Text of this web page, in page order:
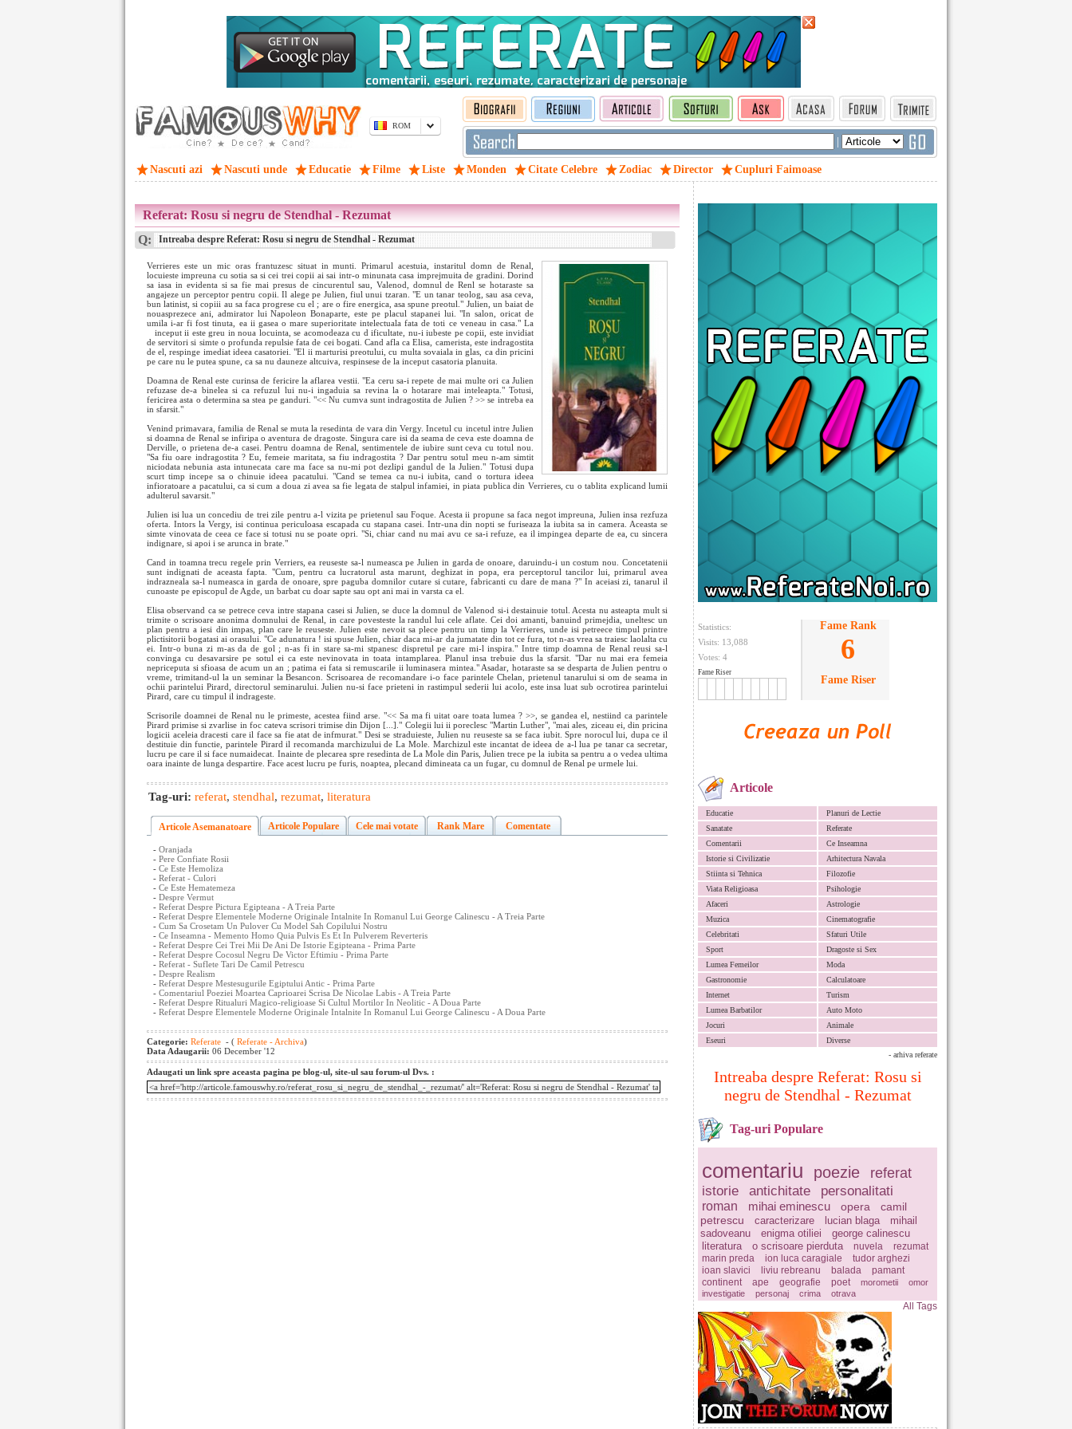
ROM
|
Nascuti azi Nascuti unde Educatie Filme Liste Monden Citate Celebre Zodiac Director Cupluri Faimoase
Statistics:
Visits: 13,088
Votes: 4
Fame Riser
Fame Rank
6
Fame Riser
Articole
Educatie
Planuri de Lectie
Sanatate
Referate
Comentarii
Ce Inseamna
Istorie si Civilizatie
Arhitectura Navala
Stiinta si Tehnica
Filozofie
Viata Religioasa
Psihologie
Afaceri
Astrologie
Muzica
Cinematografie
Celebritati
Sfaturi Utile
Sport
Dragoste si Sex
Lumea Femeilor
Moda
Gastronomie
Calculatoare
Internet
Turism
Lumea Barbatilor
Auto Moto
Jocuri
Animale
Eseuri
Diverse
- arhiva referate
Intreaba despre Referat: Rosu si
negru de Stendhal - Rezumat
Tag-uri Populare
comentariu poezie referat
istorie antichitate personalitati
roman mihai eminescu opera
camil
petrescu
caracterizare lucian blaga
mihail
sadoveanu
enigma otiliei
george calinescu
literatura
o scrisoare pierduta nuvela
rezumat
marin preda
ion luca caragiale
tudor arghezi
ioan slavici
liviu rebreanu balada
pamant
continent
ape geografie poet morometii
omor
investigatie
personaj crima otrava
All Tags
Referat: Rosu si negru de Stendhal - Rezumat
Q: Intreaba despre Referat: Rosu si negru de Stendhal - Rezumat
Verrieres este un mic oras frantuzesc situat in munti. Primarul acestuia, instaritul domn de Renal,
locuieste impreuna cu sotia sa si cei trei copii ai sai intr-o minunata casa imprejmuita de gradini. Dorind
sa iasa in evidenta si sa fie mai presus de cincurentul sau, Valenod, domnul de Renl se hotaraste sa
angajeze un perceptor pentru copii. Il alege pe Julien, fiul unui tzaran. "E un tanar teolog, sau asa ceva,
bun latinist, si copiii au sa faca progrese cu el ; are o fire energica, asa spune preotul." Julien, un baiat de
nouasprezece ani, admirator lui Napoleon Bonaparte, este pe placul stapanei lui. "In salon, oricat de
umila i-ar fi fost tinuta, ea ii gasea o mare superioritate intelectuala fata de toti ce veneau in casa." La
inceput ii este greu in noua locuinta, se acomodeaza cu dificultate, nu-i iubeste pe copii, este invidiat
de servitori si simte o profunda repulsie fata de cei bogati. Cand afla ca Elisa, camerista, este indragostita
de el, respinge imediat ideea casatoriei. "El ii marturisi preotului, cu multa sovaiala in glas, ca din pricini
pe care nu le putea spune, ca sa nu dauneze altcuiva, respinsese de la inceput casatoria planuita.
Doamna de Renal este curinsa de fericire la aflarea vestii. "Ea ceru sa-i repete de mai multe ori ca Julien
refuzase de-a binelea si ca refuzul lui nu-i ingaduia sa revina la o hotarare mai inteleapta." Totusi,
fericirea asta o determina sa stea pe ganduri. "<< Nu cumva sunt indragostita de Julien ? >> se intreba ea
in sfarsit."
Venind primavara, familia de Renal se muta la resedinta de vara din Vergy. Incetul cu incetul intre Julien
si doamna de Renal se infiripa o aventura de dragoste. Singura care isi da seama de ceva este doamna de
Derville, o prietena de-a casei. Pentru doamna de Renal, sentimentele de iubire sunt ceva cu totul nou.
"Sa fiu oare indragostita ? Eu, femeie maritata, sa fiu indragostita ? Dar pentru sotul meu n-am simtit
niciodata nebunia asta intunecata care ma face sa nu-mi pot dezlipi gandul de la Julien." Totusi dupa
scurt timp incepe sa o chinuie ideea pacatului. "Cand se temea ca nu-i iubita, cand o tortura ideea
infioratoare a pacatului, ca si cum a doua zi avea sa fie legata de stalpul infamiei, in piata publica din Verrieres, cu o tablita explicand lumii
adulterul savarsit."
Julien isi lua un concediu de trei zile pentru a-l vizita pe prietenul sau Foque. Acesta ii propune sa faca negot impreuna, Julien insa rezfuza
oferta. Intors la Vergy, isi continua periculoasa escapada cu stapana casei. Intr-una din nopti se furiseaza la iubita sa in camera. Aceasta se
simte vinovata de ceea ce face si totusi nu se poate opri. "Si, chiar cand nu mai avu ce sa-i refuze, ea il impingea departe de ea, cu sincera
indignare, si apoi i se arunca in brate."
Cand in toamna trecu regele prin Verriers, ea reuseste sa-l numeasca pe Julien in garda de onoare, daruindu-i un costum nou. Concetatenii
sunt indignati de aceasta fapta. "Cum, pentru ca lucratorul asta marunt, deghizat in popa, era perceptorul tancilor lui, primarul avea
indrazneala sa-l numeasca in garda de onoare, spre paguba domnilor cutare si cutare, fabricanti cu dare de mana ?" In aceiasi zi, tanarul il
cunoaste pe episcopul de Agde, un barbat cu doar sapte sau opt ani mai in varsta ca el.
Elisa observand ca se petrece ceva intre stapana casei si Julien, se duce la domnul de Valenod si-i destainuie totul. Acesta nu asteapta mult si
trimite o scrisoare anonima domnului de Renal, in care povesteste la randul lui cele aflate. Cei doi amanti, banuind primejdia, uneltesc un
plan pentru a iesi din impas, plan care le reuseste. Julien este nevoit sa plece pentru un timp la Verrieres, unde isi petreece timpul printre
plictisitorii bogatasi ai orasului. "Ce adunatura ! isi spuse Julien, chiar daca mi-ar da jumatate din tot ce fura, tot n-as vrea sa traiesc laolalta cu
ei. Intr-o buna zi m-as da de gol ; n-as fi in stare sa-mi stpanesc dispretul pe care mi-l inspira." Intre timp doamna de Renal reusi sa-l
convinga cu desavarsire pe sotul ei ca este nevinovata in toata intamplarea. Planul insa trebuie dus la sfarsit. "Dar nu mai era femeia
nepriceputa si sfioasa de acum un an ; patima ei fata si remuscarile ii luminasera mintea." Asadar, hotaraste sa se desparta de Julien pentru o
vreme, trimitand-ul la un seminar la Besancon. Scrisoarea de recomandare i-o face parintele Chelan, prietenul tanarului si om de seama in
ochii parintelui Pirard, directorul seminarului. Julien nu-si face prieteni in rastimpul sederii lui acolo, este insa luat sub ocrotirea parintelui
Pirard, care cu timpul il indrageste.
Scrisorile doamnei de Renal nu le primeste, acestea fiind arse. "<< Sa ma fi uitat oare toata lumea ? >>, se gandea el, nestiind ca parintele
Pirard primise si zvarlise in foc cateva scrisori trimise din Dijon [...]." Colegii lui ii poreclesc "Martin Luther", "mai ales, ziceau ei, din pricina
logicii aceleia dracesti care il face sa fie atat de infmurat." Desi se straduieste, Julien nu reuseste sa se faca iubit. Spre norocul lui, dupa ce il
destituie din functie, parintele Pirard il recomanda marchizului de La Mole. Marchizul este incantat de ideea de a-l lua pe tanar ca secretar,
lucru pe care il si face numaidecat. Inainte de plecarea spre resedinta de La Mole din Paris, Julien trece pe la iubita sa pentru a o vedea ultima
oara inainte de lunga despartire. Face acest lucru pe furis, noaptea, plecand dimineata ca un fugar, cu domnul de Renal pe urmele lui.
Tag-uri: referat, stendhal, rezumat, literatura
Articole Asemanatoare Articole Populare Cele mai votate Rank Mare Comentate
- Oranjada
- Pere Confiate Rosii
- Ce Este Hemoliza
- Referat - Culori
- Ce Este Hematemeza
- Despre Vermut
- Referat Despre Pictura Egipteana - A Treia Parte
- Referat Despre Elementele Moderne Originale Intalnite In Romanul Lui George Calinescu - A Treia Parte
- Cum Sa Crosetam Un Pulover Cu Model Sah Copilului Nostru
- Ce Inseamna - Memento Homo Quia Pulvis Es Et In Pulverem Reverteris
- Referat Despre Cei Trei Mii De Ani De Istorie Egipteana - Prima Parte
- Referat Despre Cocosul Negru De Victor Eftimiu - Prima Parte
- Referat - Suflete Tari De Camil Petrescu
- Despre Realism
- Referat Despre Mestesugurile Egiptului Antic - Prima Parte
- Comentariul Poeziei Moartea Caprioarei Scrisa De Nicolae Labis - A Treia Parte
- Referat Despre Ritualuri Magico-religioase Si Cultul Mortilor In Neolitic - A Doua Parte
- Referat Despre Elementele Moderne Originale Intalnite In Romanul Lui George Calinescu - A Doua Parte
Categorie: Referate - ( Referate - Archiva)
Data Adaugarii: 06 December '12
Adaugati un link spre aceasta pagina pe blog-ul, site-ul sau forum-ul Dvs. :